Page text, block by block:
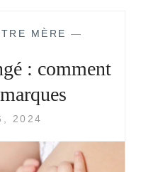
MÈRE —
: comment
2024